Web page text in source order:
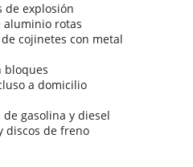
de explosión
aluminio rotas
cojinetes con metal
bloques
a domicilio
gasolina y diesel
discos de freno